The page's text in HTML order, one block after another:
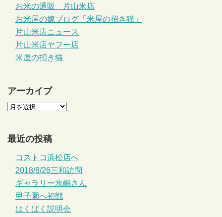
お米の通販 片山米店
お米屋の嫁ブログ「米屋の招き猫」
片山米店ニュース
片山米店ヤフー店
米屋の招き猫
アーカイブ
最近の投稿
コストコ浜松店へ
2018/8/26三和訪問
ギャラリー水嶋さん
甲子園へ初戦
はくばく説明会